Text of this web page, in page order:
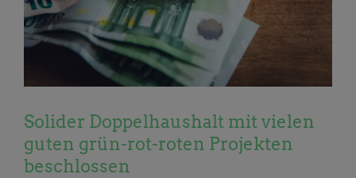
Solider Doppelhaushalt mit vielen
guten grün-rot-roten Projekten
beschlossen